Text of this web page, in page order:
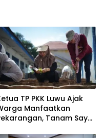
TP PKK Luwu Ajak
Manfaatkan
Tanam Sayur